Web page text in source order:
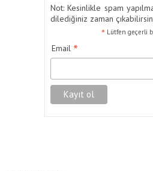
Not: Kesinlikle spam
dilediğiniz zaman
* Lütfen geçerli
Email *